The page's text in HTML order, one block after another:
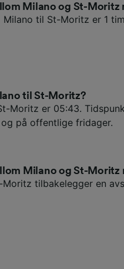
Milano og St-Moritz
til St-Moritz er 1
til St-Moritz?
Moritz er 05:43.
på offentlige fridager.
Milano og St-Moritz
tilbakelegger en